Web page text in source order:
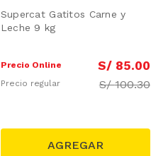
Supercat Gatitos Carne y
Leche 9 kg
Precio Online S/ 85.00
Precio regular S/100.30